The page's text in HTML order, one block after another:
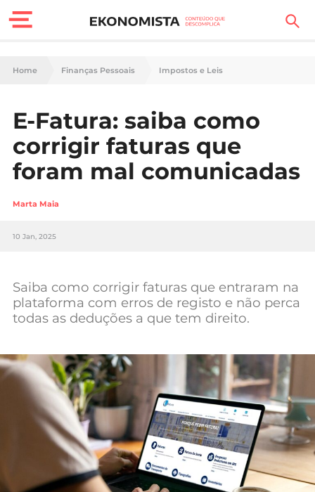
Finanças Pessoais
Carreira
Casa
Lifestyle
Sociedade
Negócios
Mundial 2026
Home Finanças Pessoais Impostos e Leis
E-Fatura: saiba como
corrigir faturas que
foram mal comunicadas
Marta Maia
10 Jan, 2025
Saiba como corrigir faturas que entraram na
plataforma com erros de registo e não perca
todas as deduções a que tem direito.